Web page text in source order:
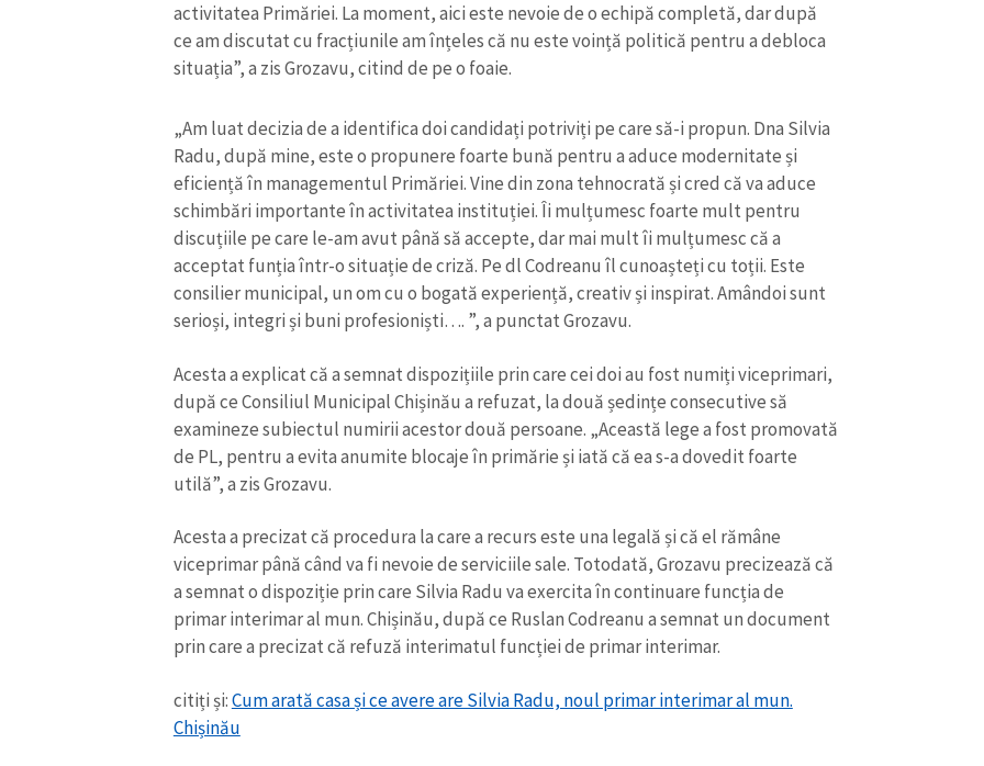
activitatea Primăriei. La moment, aici este nevoie de o echipă completă, dar după
ce am discutat cu fracțiunile am înțeles că nu este voință politică pentru a debloca
situația”, a zis Grozavu, citind de pe o foaie.
„Am luat decizia de a identifica doi candidați potriviți pe care să-i propun. Dna Silvia
Radu, după mine, este o propunere foarte bună pentru a aduce modernitate și
eficiență în managementul Primăriei. Vine din zona tehnocrată și cred că va aduce
schimbări importante în activitatea instituției. Îi mulțumesc foarte mult pentru
discuțiile pe care le-am avut până să accepte, dar mai mult îi mulțumesc că a
acceptat funția într-o situație de criză. Pe dl Codreanu îl cunoașteți cu toții. Este
consilier municipal, un om cu o bogată experiență, creativ și inspirat. Amândoi sunt
serioși, integri și buni profesioniști…. ”, a punctat Grozavu.
Acesta a explicat că a semnat dispozițiile prin care cei doi au fost numiți viceprimari,
după ce Consiliul Municipal Chișinău a refuzat, la două ședințe consecutive să
examineze subiectul numirii acestor două persoane. „Această lege a fost promovată
de PL, pentru a evita anumite blocaje în primărie și iată că ea s-a dovedit foarte
utilă”, a zis Grozavu.
Acesta a precizat că procedura la care a recurs este una legală și că el rămâne
viceprimar până când va fi nevoie de serviciile sale. Totodată, Grozavu precizează că
a semnat o dispoziție prin care Silvia Radu va exercita în continuare funcția de
primar interimar al mun. Chișinău, după ce Ruslan Codreanu a semnat un document
prin care a precizat că refuză interimatul funcției de primar interimar.
citiți și:Cum arată casa și ce avere are Silvia Radu, noul primar interimar al mun.
Chișinău
Mesajul știrei + Mesajul știrei